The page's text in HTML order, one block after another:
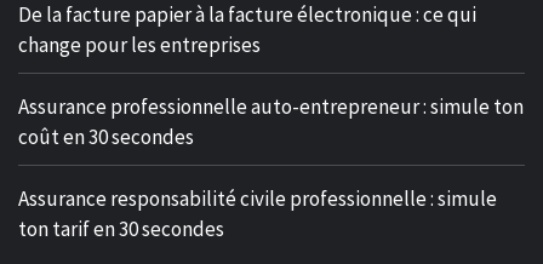
De la facture papier à la facture électronique : ce qui
change pour les entreprises
Assurance professionnelle auto-entrepreneur : simule ton
coût en 30 secondes
Assurance responsabilité civile professionnelle : simule
ton tarif en 30 secondes